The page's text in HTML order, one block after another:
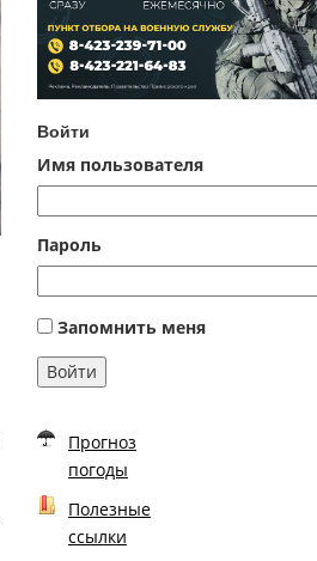
Войти
Имя пользователя
Пароль
Запомнить меня
Войти
Прогноз
погоды
Полезные
ссылки